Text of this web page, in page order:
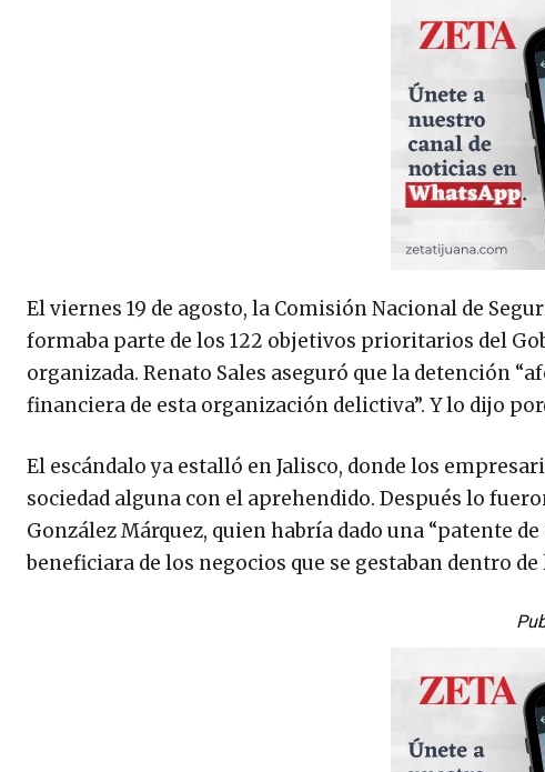
El viernes 19 de agosto, la Comisión Nacional de
formaba parte de los 122 objetivos prioritarios del
organizada. Renato Sales aseguró que la detención
financiera de esta organización delictiva”. Y lo dijo
El escándalo ya estalló en Jalisco, donde los
sociedad alguna con el aprehendido. Después lo
González Márquez, quien habría dado una “patente
beneficiara de los negocios que se gestaban dentro